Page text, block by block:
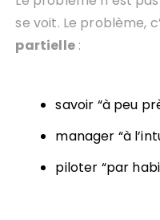
se voit. Le problème,
partielle:
savoir “à peu
manager “à
piloter “par